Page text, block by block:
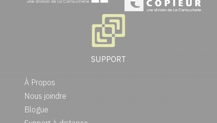
SUPPORT
À Propos
Nous joindre
Blogue